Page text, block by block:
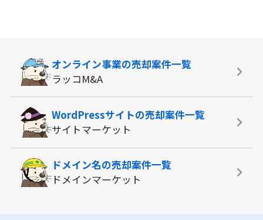
オンライン事業の売却案件一覧
ラッコM&A
WordPressサイトの売却案件一覧
サイトマーケット
ドメイン名の売却案件一覧
ドメインマーケット